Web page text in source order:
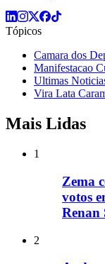
Tópicos
Camara dos
Manifestacao
Ultimas
Vira Lata
Mais Lidas
1
Zema
votos
Renan
2